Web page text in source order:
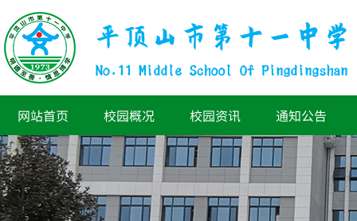
网站首页 校园概况 校园资讯 通知公告